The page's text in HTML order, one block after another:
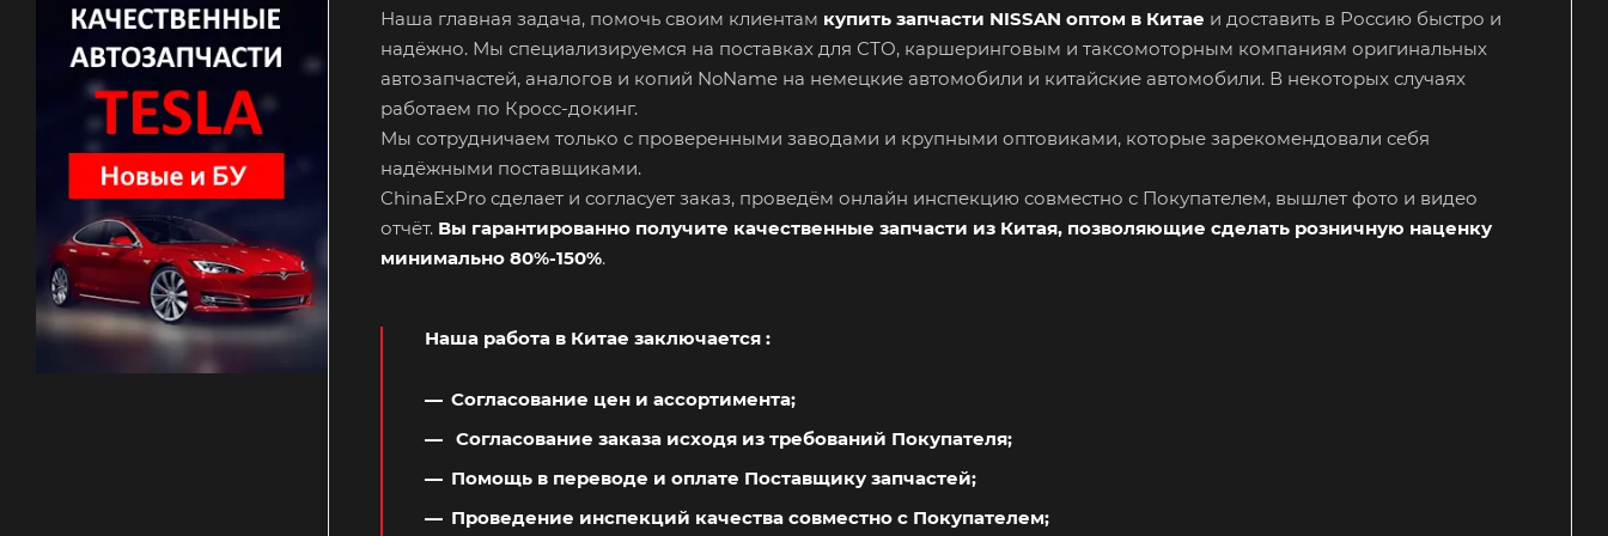
Наша главная задача, помочь своим клиентам купить запчасти NISSAN оптом в Китае и доставить в Россию быстро и
надёжно. Мы специализируемся на поставках для СТО, каршеринговым и таксомоторным компаниям оригинальных
автозапчастей, аналогов и копий NoName на немецкие автомобили и китайские автомобили. В некоторых случаях
работаем по Кросс-докинг.
Мы сотрудничаем только с проверенными заводами и крупными оптовиками, которые зарекомендовали себя
надёжными поставщиками.
ChinaExPro сделает и согласует заказ, проведём онлайн инспекцию совместно с Покупателем, вышлет фото и видео
отчёт. Вы гарантированно получите качественные запчасти из Китая, позволяющие сделать розничную наценку
минимально 80%-150%.
Наша работа в Китае заключается :
Согласование цен и ассортимента;
Согласование заказа исходя из требований Покупателя;
Помощь в переводе и оплате Поставщику запчастей;
Проведение инспекций качества совместно с Покупателем;